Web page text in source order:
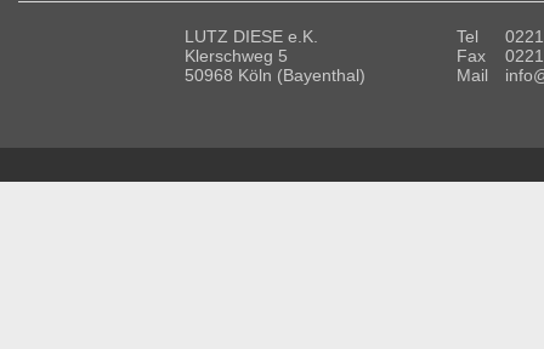
LUTZ DIESE e.K.
Klerschweg 5
50968 Köln (Bayenthal)
Tel
Fax
Mail